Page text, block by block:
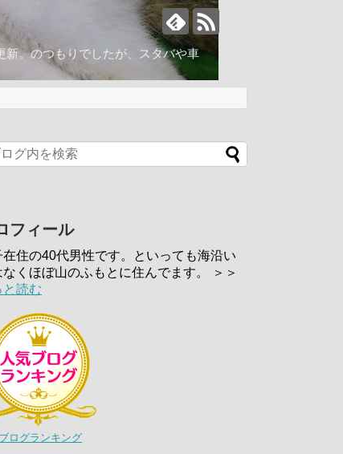
。のつもりでしたが、スタバや車
フィール
在住の40代男性です。といっても海沿い
なくほぼ山のふもとに住んでます。 ＞＞
と読む
ログランキング